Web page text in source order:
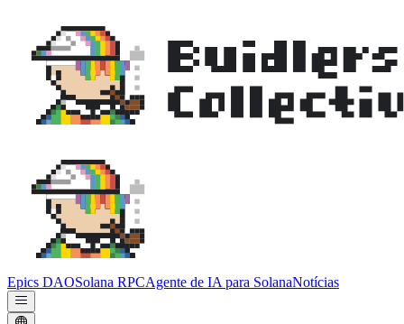
Epics DAOSolana RPCAgente de IA para SolanaNotícias